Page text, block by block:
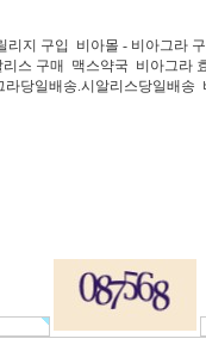
리지 구입
비아몰 - 비아그라
스 구매 맥스약국 비아그라
당일배송.시알리스당일배송